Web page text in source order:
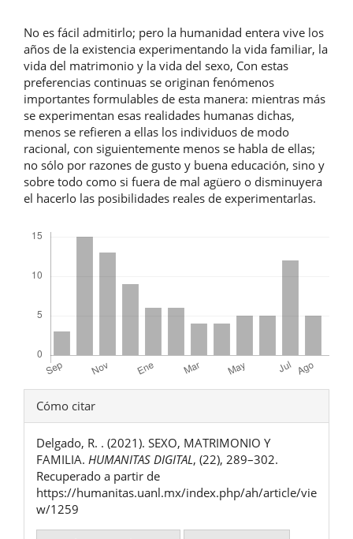
No es fácil admitirlo; pero la humanidad entera vive los
años de la existencia experimentando la vida familiar, la
vida del matrimonio y la vida del sexo, Con estas
preferencias continuas se originan fenómenos
importantes formulables de esta manera: mientras más
se experimentan esas realidades humanas dichas,
menos se refieren a ellas los individuos de modo
racional, con siguientemente menos se habla de ellas;
no sólo por razones de gusto y buena educación, sino y
sobre todo como si fuera de mal agüero o disminuyera
el hacerlo las posibilidades reales de experimentarlas.
Detalles
del
artículo
Cómo citar
Delgado, R. . (2021). SEXO, MATRIMONIO Y
FAMILIA. HUMANITAS DIGITAL, (22), 289–302.
Recuperado a partir de
https://humanitas.uanl.mx/index.php/ah/article/vie
w/1259